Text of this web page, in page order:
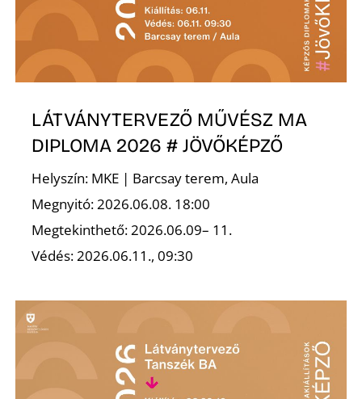
LÁTVÁNYTERVEZŐ MŰVÉSZ MA
DIPLOMA 2026 # JÖVŐKÉPZŐ
Helyszín: MKE | Barcsay terem, Aula
Megnyitó: 2026.06.08. 18:00
Megtekinthető: 2026.06.09– 11.
Védés: 2026.06.11., 09:30